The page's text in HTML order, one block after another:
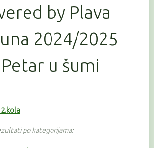
by Plava
2024/2025
u šumi
po kategorijama: